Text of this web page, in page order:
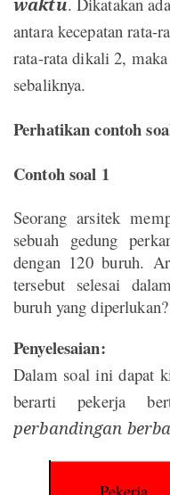
antara kecepatan rata-
rata-rata dikali 2,
sebaliknya.
Perhatikan contoh
Contoh soal 1
Seorang arsitek
sebuah gedung
dengan 120 buruh.
tersebut selesai
buruh yang diperlukan?
Penyelesaian:
Dalam soal ini dapat
berarti pekerja
perbandingan